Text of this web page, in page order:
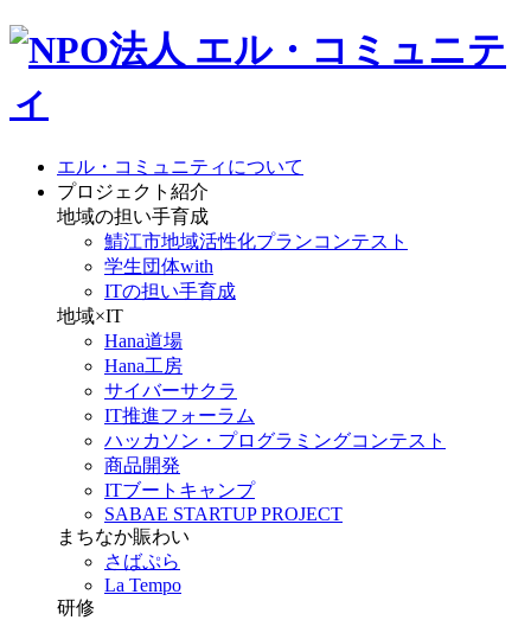
エル・コミュニティについて
プロジェクト紹介
地域の担い手育成
鯖江市地域活性化プランコンテスト
学生団体with
ITの担い手育成
地域×IT
Hana道場
Hana工房
サイバーサクラ
IT推進フォーラム
ハッカソン・プログラミングコンテスト
商品開発
ITブートキャンプ
SABAE STARTUP PROJECT
まちなか賑わい
さばぷら
La Tempo
研修